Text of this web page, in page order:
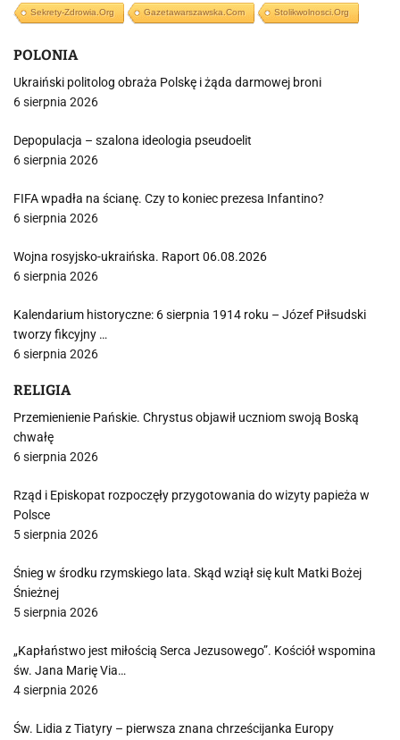
Sekrety-Zdrowia.org Gazetawarszawska.com Stolikwolnosci.org
POLONIA
Ukraiński politolog obraża Polskę i żąda darmowej broni
6 sierpnia 2026
Depopulacja – szalona ideologia pseudoelit
6 sierpnia 2026
FIFA wpadła na ścianę. Czy to koniec prezesa Infantino?
6 sierpnia 2026
Wojna rosyjsko-ukraińska. Raport 06.08.2026
6 sierpnia 2026
Kalendarium historyczne: 6 sierpnia 1914 roku – Józef Piłsudski
tworzy fikcyjny …
6 sierpnia 2026
RELIGIA
Przemienienie Pańskie. Chrystus objawił uczniom swoją Boską
chwałę
6 sierpnia 2026
Rząd i Episkopat rozpoczęły przygotowania do wizyty papieża w
Polsce
5 sierpnia 2026
Śnieg w środku rzymskiego lata. Skąd wziął się kult Matki Bożej
Śnieżnej
5 sierpnia 2026
„Kapłaństwo jest miłością Serca Jezusowego”. Kościół wspomina
św. Jana Marię Via…
4 sierpnia 2026
Św. Lidia z Tiatyry – pierwsza znana chrześcijanka Europy